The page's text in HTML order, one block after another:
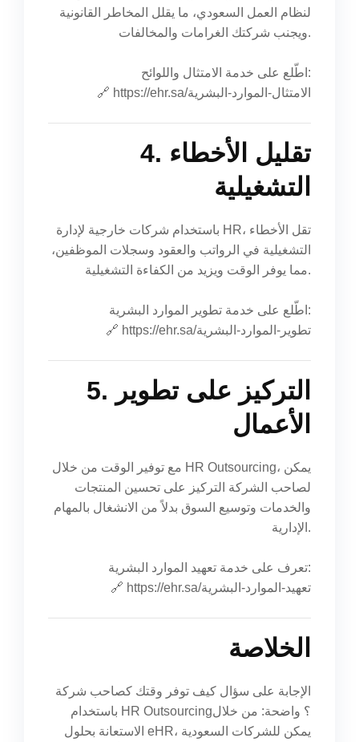
لنظام العمل السعودي، ما يقلل المخاطر القانونية
ويجنب شركتك الغرامات والمخالفات.
اطّلع على خدمة الامتثال واللوائح:
🔗
https://ehr.sa/الامتثال-الموارد-البشرية
4. تقليل الأخطاء
التشغيلية
باستخدام شركات خارجية لإدارة HR، تقل الأخطاء
التشغيلية في الرواتب والعقود وسجلات الموظفين،
مما يوفر الوقت ويزيد من الكفاءة التشغيلية.
اطّلع على خدمة تطوير الموارد البشرية:
🔗
https://ehr.sa/تطوير-الموارد-البشرية
5. التركيز على تطوير
الأعمال
مع توفير الوقت من خلال HR Outsourcing، يمكن
لصاحب الشركة التركيز على تحسين المنتجات
والخدمات وتوسيع السوق بدلاً من الانشغال بالمهام
الإدارية.
تعرف على خدمة تعهيد الموارد البشرية:
🔗
https://ehr.sa/تعهيد-الموارد-البشرية
الخلاصة
الإجابة على سؤال كيف توفر وقتك كصاحب شركة
باستخدام HR Outsourcing؟ واضحة: من خلال
الاستعانة بحلول eHR، يمكن للشركات السعودية